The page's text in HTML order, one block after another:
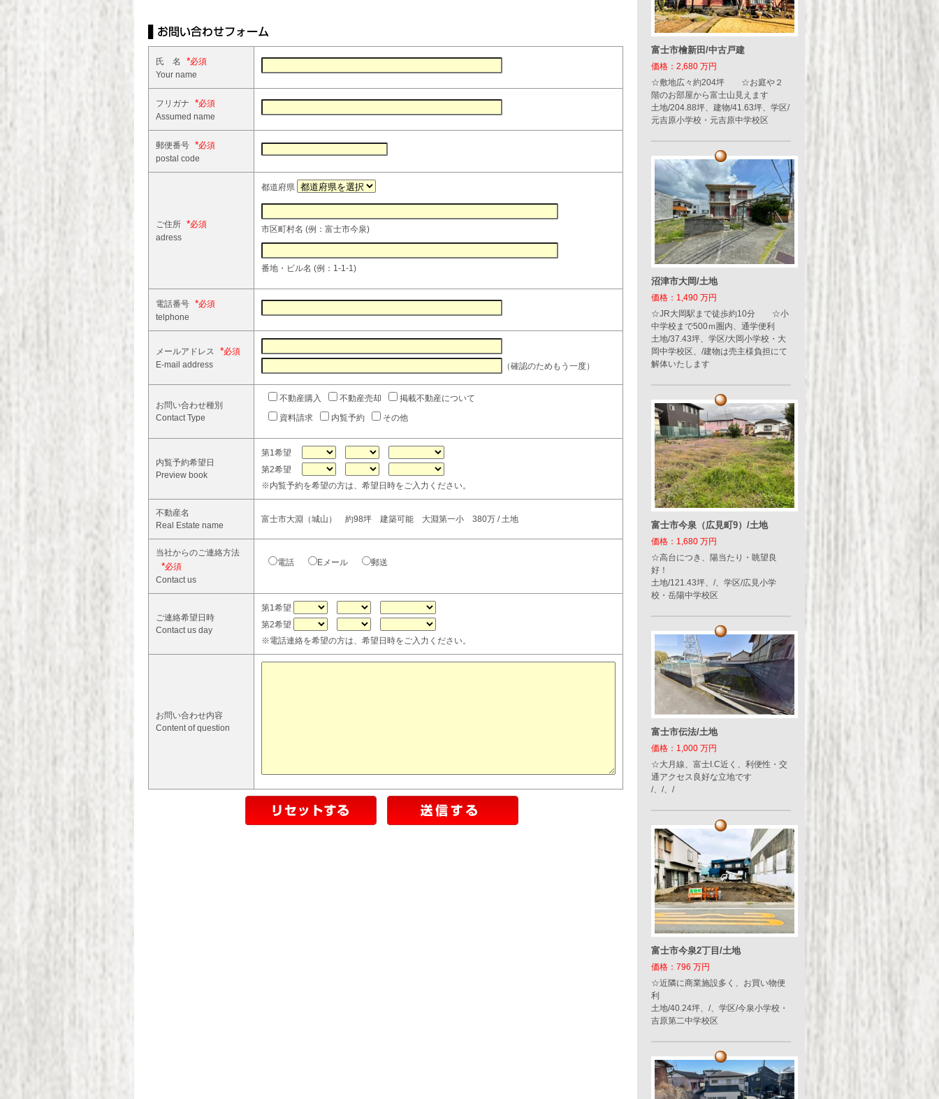
氏 名 *
Your name
フリガナ *
Assumed name
郵便番号 *
postal code
ご住所 *
adress
都道府県
市区町村名 (例：富士市今泉)
番地・ビル名 (例：1-1-1)
電話番号 *
telphone
メールアドレス *
E-mail address （確認のためもう一度）
お問い合わせ種別
Contact Type
不動産購入 不動産売却
掲載不動産について
資料請求
内覧予約 その他
内覧予約希望日
Preview book
第1希望
第2希望
※内覧予約を希望の方は、希望日時をご入力ください。
不動産名
Real Estate name
富士市大淵（城山） 約98坪 建築可能 大淵第一小 380万 / 土地
当社からのご連絡方法
*
Contact us
電話 Eメール 郵送
ご連絡希望日時
Contact us day
第1希望
第2希望
※電話連絡を希望の方は、希望日時をご入力ください。
お問い合わせ内容
Content of question
富士市檜新田/中古戸建
価格：2,680 万円
☆敷地広々約204坪 ☆お庭や２
階のお部屋から富士山見えます
土地/204.88坪、建物/41.63坪、学区/
元吉原小学校・元吉原中学校区
沼津市大岡/土地
価格：1,490 万円
☆JR大岡駅まで徒歩約10分 ☆小
中学校まで500ｍ圏内、通学便利
土地/37.43坪、学区/大岡小学校・大
岡中学校区、/建物は売主様負担にて
解体いたします
富士市今泉（広見町9）/土地
価格：1,680 万円
☆高台につき、陽当たり・眺望良
好！
土地/121.43坪、/、学区/広見小学
校・岳陽中学校区
富士市伝法/土地
価格：1,000 万円
☆大月線、富士I.C近く、利便性・交
通アクセス良好な立地です
/、/、/
富士市今泉2丁目/土地
価格：796 万円
☆近隣に商業施設多く、お買い物便
利
土地/40.24坪、/、学区/今泉小学校・
吉原第二中学校区